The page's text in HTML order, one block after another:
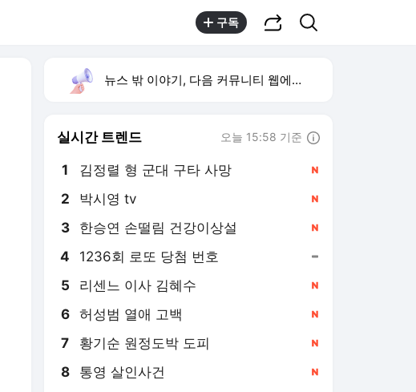
구독
뉴스 밖 이야기, 다음 커뮤니티 웹에서 보기
실시간 트렌드 오늘 15:58 기준
1 김정렬 형 군대 구타 사망
2 박시영 tv
3 한승연 손떨림 건강이상설
4 1236회 로또 당첨 번호
5 리센느 이사 김혜수
6 허성범 열애 고백
7 황기순 원정도박 도피
8 통영 살인사건